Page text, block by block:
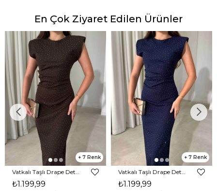
En Çok Ziyaret Edilen Ürünler
7
₺1.199,99
7
₺1.199,99